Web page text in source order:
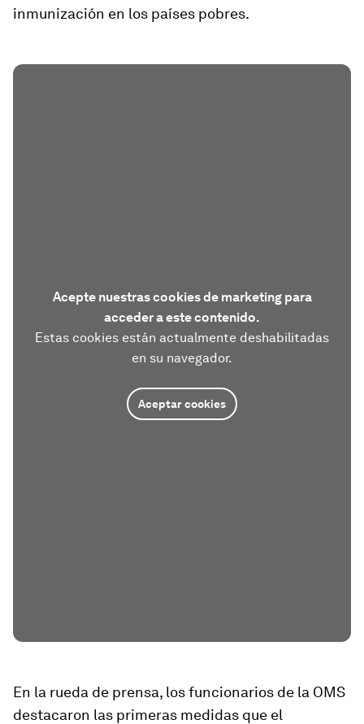
inmunización en los países pobres.
Acepte nuestras cookies de marketing para
acceder a este contenido.
Estas cookies están actualmente deshabilitadas
en su navegador.
Aceptar cookies
En la rueda de prensa, los funcionarios de la OMS
destacaron las primeras medidas que el